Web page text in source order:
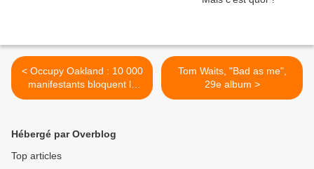
< Occupy Oakland : 10 000
manifestants bloquent le
port
Tom Waits, "Bad as me",
29e album >
Hébergé par Overblog
Top articles